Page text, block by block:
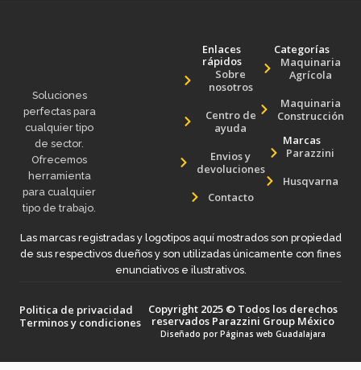
Soluciones
perfectas para
cualquier tipo
de sector.
Ofrecemos
herramienta
para cualquier
tipo de trabajo.
Enlaces
rápidos
Sobre
nosotros
Centro de
ayuda
Envios y
devoluciones
Contacto
Categorías
Maquinaria
Agrícola
Maquinaria
Construcción
Marcas
Parazzini
Husqvarna
Las marcas registradas y logotipos aquí mostrados son propiedad
de sus respectivos dueños y son utilizadas únicamente con fines
enunciativos e ilustrativos.
Politica de privacidad
Terminos y condiciones
Copyright 2025 © Todos los derechos
reservados Parazzini Group México
Diseñado porPáginas web Guadalajara